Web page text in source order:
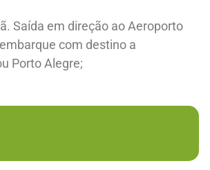
Saída em direção ao Aeroporto
com destino a
Porto Alegre;